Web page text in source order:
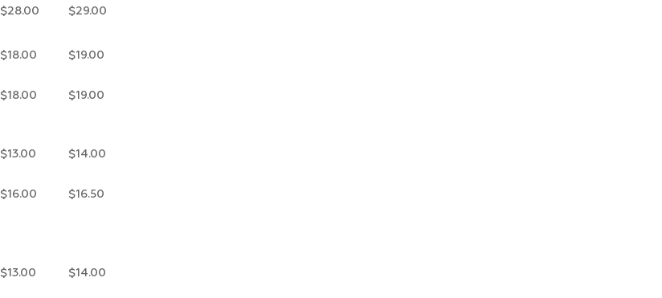
$28.00 $29.00
$18.00
$19.00
$18.00
$19.00
$13.00
$14.00
$16.00
$16.50
$13.00
$14.00